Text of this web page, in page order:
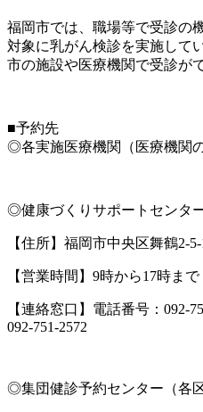
福岡市では、職場等で受診の
対象に乳がん検診を実施して
市の施設や医療機関で受診が
■予約先
◎各実施医療機関（医療機関
◎健康づくりサポートセンタ
【住所】福岡市中央区舞鶴2-
【営業時間】9時から17時ま
【連絡窓口】電話番号：092-
092-751-2572
◎集団健診予約センター（各